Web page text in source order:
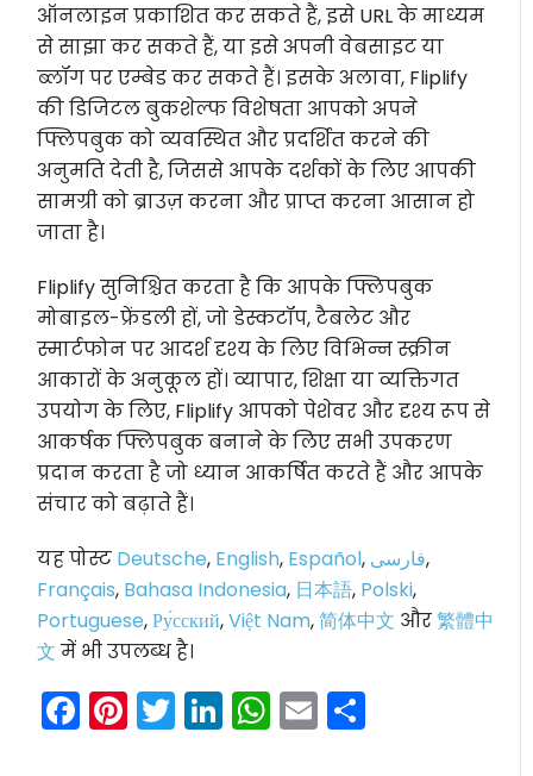
ऑनलाइन प्रकाशित कर सकते हैं, इसे URL के माध्यम
से साझा कर सकते हैं, या इसे अपनी वेबसाइट या
ब्लॉग पर एम्बेड कर सकते हैं। इसके अलावा, Fliplify
की डिजिटल बुकशेल्फ विशेषता आपको अपने
फ्लिपबुक को व्यवस्थित और प्रदर्शित करने की
अनुमति देती है, जिससे आपके दर्शकों के लिए आपकी
सामग्री को ब्राउज़ करना और प्राप्त करना आसान हो
जाता है।
Fliplify सुनिश्चित करता है कि आपके फ्लिपबुक
मोबाइल-फ्रेंडली हों, जो डेस्कटॉप, टैबलेट और
स्मार्टफोन पर आदर्श दृश्य के लिए विभिन्न स्क्रीन
आकारों के अनुकूल हों। व्यापार, शिक्षा या व्यक्तिगत
उपयोग के लिए, Fliplify आपको पेशेवर और दृश्य रूप से
आकर्षक फ्लिपबुक बनाने के लिए सभी उपकरण
प्रदान करता है जो ध्यान आकर्षित करते हैं और आपके
संचार को बढ़ाते हैं।
यह पोस्ट Deutsche, English, Español, فارسی,
Français, Bahasa Indonesia, 日本語, Polski,
Portuguese,Ру́сский,Việt Nam,简体中文 और繁體中
文 में भी उपलब्ध है।
Facebook
Pinterest
Twitter
LinkedIn
WhatsApp
Email